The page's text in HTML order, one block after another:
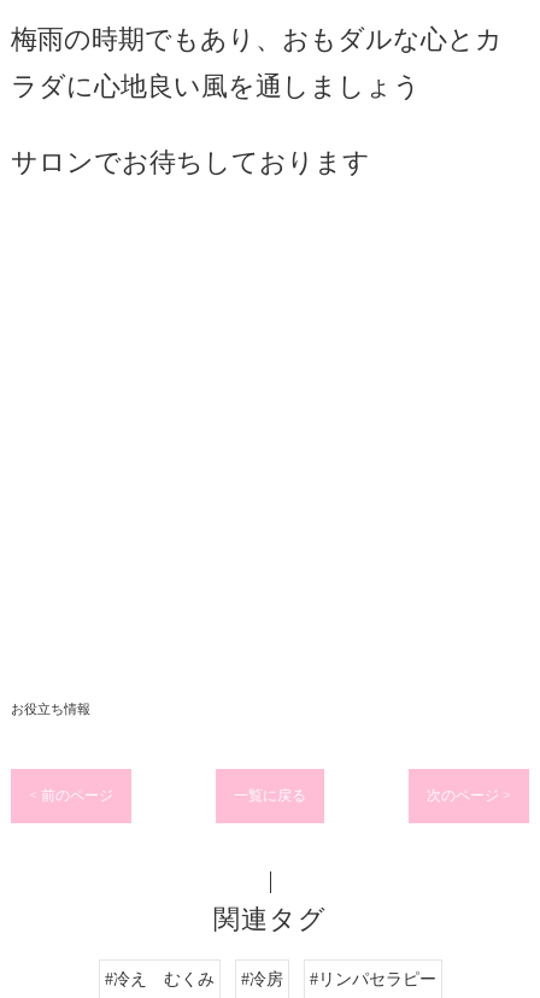
梅雨の時期でもあり、おもダルな心とカ
ラダに心地良い風を通しましょう
サロンでお待ちしております
お役立ち情報
< 前のページ 一覧に戻る 次のページ >
関連タグ
#冷え むくみ #冷房 #リンパセラピー